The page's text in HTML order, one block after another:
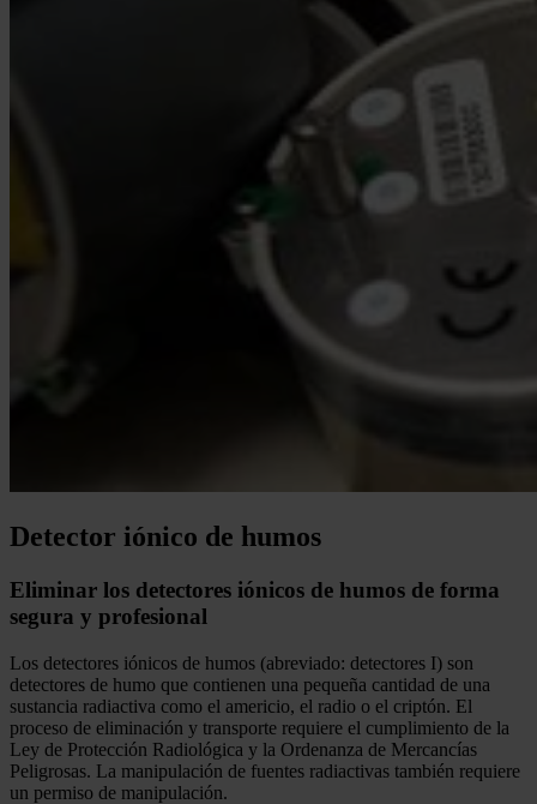
Detector iónico de humos
Eliminar los detectores iónicos de humos de forma
segura y profesional
Los detectores iónicos de humos (abreviado: detectores I) son
detectores de humo que contienen una pequeña cantidad de una
sustancia radiactiva como el americio, el radio o el criptón. El
proceso de eliminación y transporte requiere el cumplimiento de la
Ley de Protección Radiológica y la Ordenanza de Mercancías
Peligrosas. La manipulación de fuentes radiactivas también requiere
un permiso de manipulación.